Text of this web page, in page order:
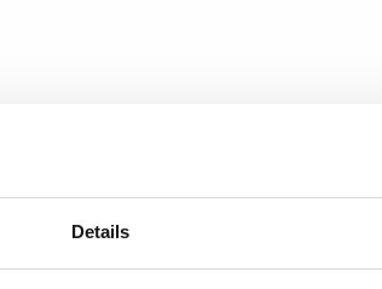
Details